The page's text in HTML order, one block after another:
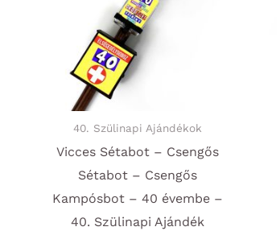
40. Szülinapi Ajándékok
Vicces Sétabot – Csengős
Sétabot – Csengős
Kampósbot – 40 évembe –
40. Szülinapi Ajándék